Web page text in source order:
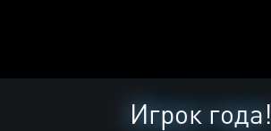
Игрок года!